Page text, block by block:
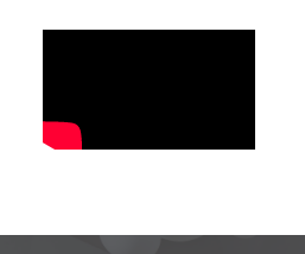
headline